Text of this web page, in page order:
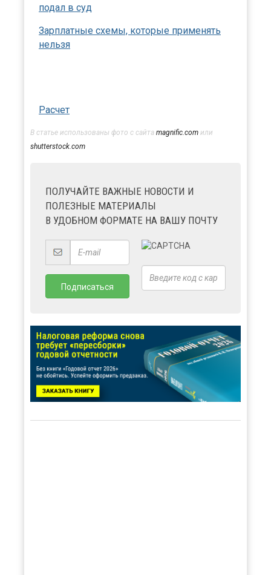
подал в суд
Зарплатные схемы, которые применять
нельзя
Расчет
В статье использованы фото с сайта magnific.com или
shutterstock.com
ПОЛУЧАЙТЕ ВАЖНЫЕ НОВОСТИ И
ПОЛЕЗНЫЕ МАТЕРИАЛЫ
В УДОБНОМ ФОРМАТЕ НА ВАШУ ПОЧТУ